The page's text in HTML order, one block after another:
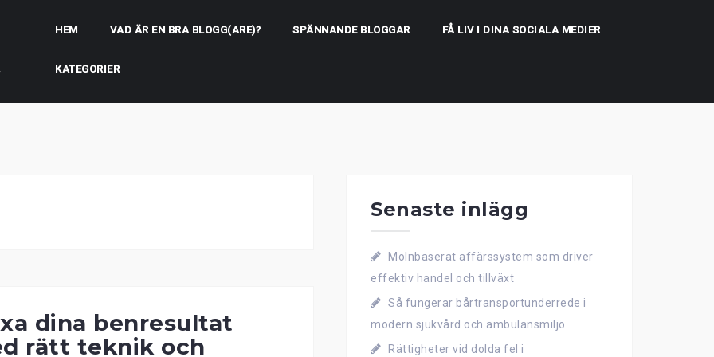
HEM VAD ÄR EN BRA BLOGG(ARE)? SPÄNNANDE BLOGGAR FÅ LIV I DINA SOCIALA MEDIER
KATEGORIER
dina benresultat
rätt teknik och
Senaste inlägg
Molnbaserat affärssystem som driver
effektiv handel och tillväxt
Så fungerar bårtransportunderrede i
modern sjukvård och ambulansmiljö
Rättigheter vid dolda fel i